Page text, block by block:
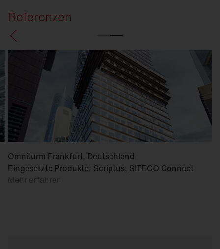
Referenzen
Omniturm Frankfurt, Deutschland
Eingesetzte Produkte: Scriptus, SITECO Connect
Mehr erfahren